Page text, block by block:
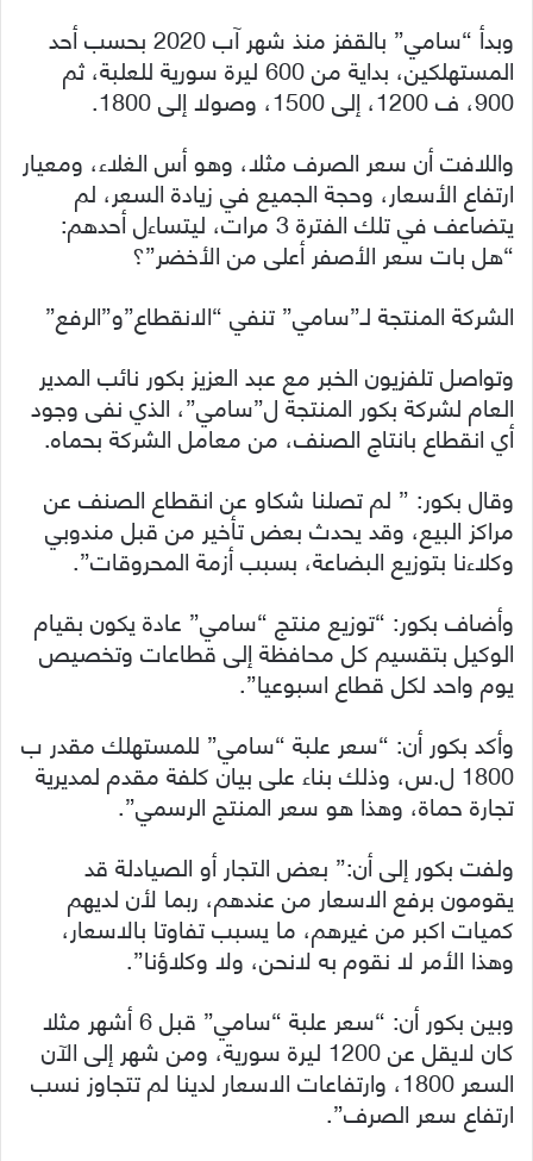
وبدأ “سامي” بالقفز منذ شهر آب 2020 بحسب أحد
المستهلكين، بداية من 600 ليرة سورية للعلبة، ثم
900، ف 1200، إلى 1500، وصولا إلى 1800.
واللافت أن سعر الصرف مثلا، وهو أس الغلاء، ومعيار
ارتفاع الأسعار، وحجة الجميع في زيادة السعر، لم
يتضاعف في تلك الفترة 3 مرات، ليتساءل أحدهم:
“هل بات سعر الأصفر أعلى من الأخضر”؟
الشركة المنتجة لـ”سامي” تنفي “الانقطاع”و”الرفع”
وتواصل تلفزيون الخبر مع عبد العزيز بكور نائب المدير
العام لشركة بكور المنتجة ل”سامي”، الذي نفى وجود
أي انقطاع بانتاج الصنف، من معامل الشركة بحماه.
وقال بكور: ” لم تصلنا شكاو عن انقطاع الصنف عن
مراكز البيع، وقد يحدث بعض تأخير من قبل مندوبي
وكلاءنا بتوزيع البضاعة، بسبب أزمة المحروقات”.
وأضاف بكور: “توزيع منتج “سامي” عادة يكون بقيام
الوكيل بتقسيم كل محافظة إلى قطاعات وتخصيص
يوم واحد لكل قطاع اسبوعيا”.
وأكد بكور أن: “سعر علبة “سامي” للمستهلك مقدر ب
1800 ل.س، وذلك بناء على بيان كلفة مقدم لمديرية
تجارة حماة، وهذا هو سعر المنتج الرسمي”.
ولفت بكور إلى أن:” بعض التجار أو الصيادلة قد
يقومون برفع الاسعار من عندهم، ربما لأن لديهم
كميات اكبر من غيرهم، ما يسبب تفاوتا بالاسعار،
وهذا الأمر لا نقوم به لانحن، ولا وكلاؤنا”.
وبين بكور أن: “سعر علبة “سامي” قبل 6 أشهر مثلا
كان لايقل عن 1200 ليرة سورية، ومن شهر إلى الآن
السعر 1800، وارتفاعات الاسعار لدينا لم تتجاوز نسب
ارتفاع سعر الصرف”.